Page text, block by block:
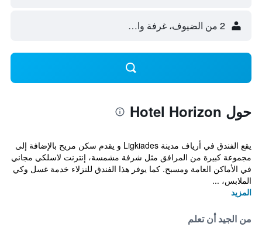
2 من الضيوف، غرفة واحدة
حول Hotel Horizon
يقع الفندق في أرياف مدينة Ligkiades و يقدم سكن مريح بالإضافة إلى
مجموعة كبيرة من المرافق مثل شرفة مشمسة، إنترنت لاسلكي مجاني
في الأماكن العامة ومسبح. كما يوفر هذا الفندق للنزلاء خدمة غسل وكي
الملابس، ...
المزيد
من الجيد أن تعلم